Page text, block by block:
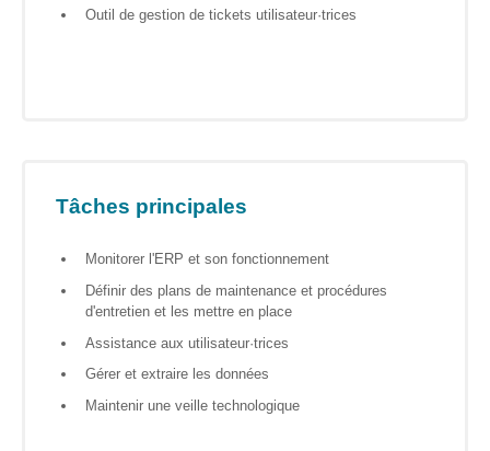
Outil de gestion de tickets utilisateur·trices
Tâches principales
Monitorer l'ERP et son fonctionnement
Définir des plans de maintenance et procédures
d'entretien et les mettre en place
Assistance aux utilisateur·trices
Gérer et extraire les données
Maintenir une veille technologique
Numériques
découverte
des métiers
informatiques
Fiches
métiers